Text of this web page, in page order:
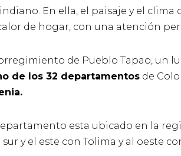
En ella, el paisaje y el clima
de hogar, con una atención
de Pueblo Tapao, un
de los 32 departamentos de
esta ubicado en la
y el este con Tolima y al oeste